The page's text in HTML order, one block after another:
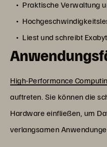
Praktische Verwaltung
Liest und schreibt
High-Performance
auftreten. Sie können die
Hardware einfließen, um
verlangsamen